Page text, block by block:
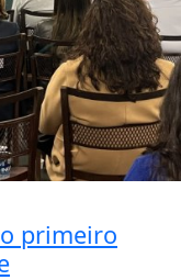
primeiro